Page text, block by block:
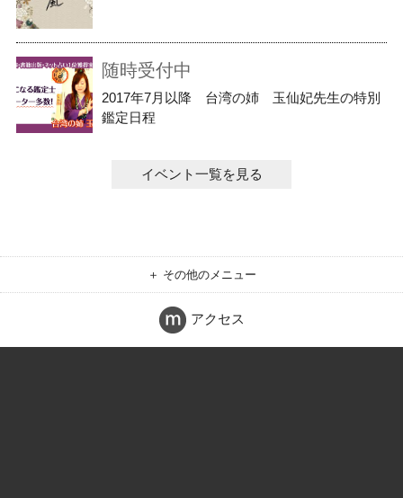
随時受付中
2017年7月以降 台湾の姉 玉仙妃先生の特別
鑑定日程
イベント一覧を見る
＋ その他のメニュー
アクセス